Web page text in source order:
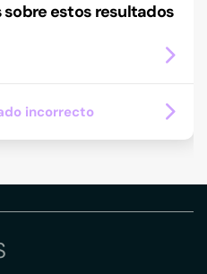
sobre estos resultados
incorrecto